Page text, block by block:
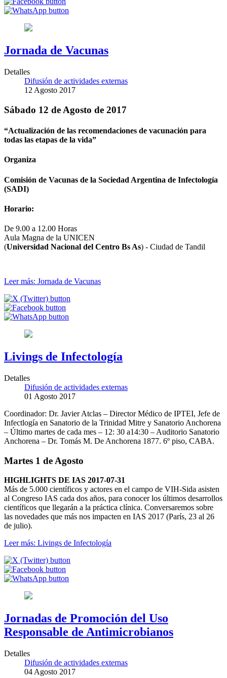
Jornada de Vacunas
Detalles
Difusión de actividades externas
12 Agosto 2017
Sábado 12 de Agosto de 2017
“Actualización de las recomendaciones de vacunación para
todas las etapas de la vida”
Organiza
Comisión de Vacunas de la Sociedad Argentina de Infectología
(SADI)
Horario:
De 9.00 a 12.00 Horas
Aula Magna de la UNICEN
(Universidad Nacional del Centro Bs As) - Ciudad de Tandil
Leer más: Jornada de Vacunas
Livings de Infectología
Detalles
Difusión de actividades externas
01 Agosto 2017
Coordinador: Dr. Javier Atclas – Director Médico de IPTEI, Jefe de
Infectlogía en Sanatorio de la Trinidad Mitre y Sanatorio Anchorena
– Último martes de cada mes – 12: 30 a14:30 – Auditorio Sanatorio
Anchorena – Dr. Tomás M. De Anchorena 1877. 6º piso, CABA.
Martes 1 de Agosto
HIGHLIGHTS DE IAS 2017-07-31
Más de 5.000 científicos y actores en el campo de VIH-Sida asisten
al Congreso IAS cada dos años, para conocer los últimos desarrollos
científicos que llegarán a la práctica clínica. Conversaremos sobre
las novedades que más nos impacten en IAS 2017 (París, 23 al 26
de julio).
Leer más: Livings de Infectología
Jornadas de Promoción del Uso
Responsable de Antimicrobianos
Detalles
Difusión de actividades externas
04 Agosto 2017